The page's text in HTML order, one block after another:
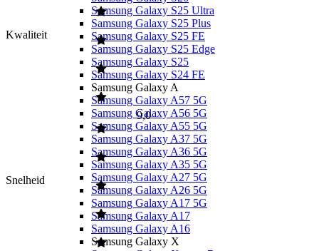
Samsung Galaxy S25 Ultra
Samsung Galaxy S25 Plus
Samsung Galaxy S25 FE
Samsung Galaxy S25 Edge
Samsung Galaxy S25
Samsung Galaxy S24 FE
Samsung Galaxy A
Samsung Galaxy A57 5G
Samsung Galaxy A56 5G
Samsung Galaxy A55 5G
Samsung Galaxy A37 5G
Samsung Galaxy A36 5G
Samsung Galaxy A35 5G
Samsung Galaxy A27 5G
Samsung Galaxy A26 5G
Samsung Galaxy A17 5G
Samsung Galaxy A17
Samsung Galaxy A16
Samsung Galaxy X
Kwaliteit
Snelheid
9,0